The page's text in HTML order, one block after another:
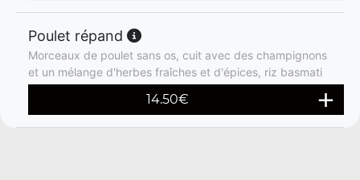
Poulet répand
Morceaux de poulet sans os, cuit avec des champignons
et un mélange d'herbes fraîches et d'épices, riz basmati
14.50€